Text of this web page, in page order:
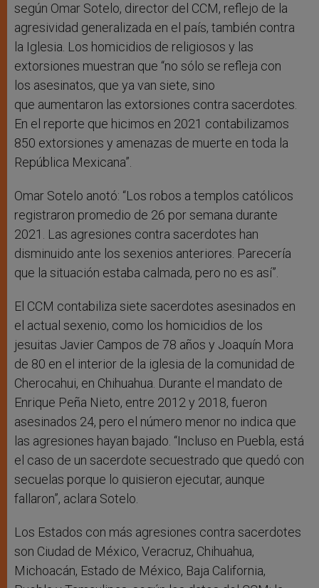
según Omar Sotelo, director del CCM, reflejo de la
agresividad generalizada en el país, también contra
la Iglesia. Los homicidios de religiosos y las
extorsiones muestran que “no sólo se refleja con
los asesinatos, que ya van siete, sino
que aumentaron las extorsiones contra sacerdotes.
En el reporte que hicimos en 2021 contabilizamos
850 extorsiones y amenazas de muerte en toda la
República Mexicana”.
Omar Sotelo anotó: “Los robos a templos católicos
registraron promedio de 26 por semana durante
2021. Las agresiones contra sacerdotes han
disminuido ante los sexenios anteriores. Parecería
que la situación estaba calmada, pero no es así”.
El CCM contabiliza siete sacerdotes asesinados en
el actual sexenio, como los homicidios de los
jesuitas Javier Campos de 78 años y Joaquín Mora
de 80 en el interior de la iglesia de la comunidad de
Cherocahui, en Chihuahua. Durante el mandato de
Enrique Peña Nieto, entre 2012 y 2018, fueron
asesinados 24, pero el número menor no indica que
las agresiones hayan bajado. “Incluso en Puebla, está
el caso de un sacerdote secuestrado que quedó con
secuelas porque lo quisieron ejecutar, aunque
fallaron”, aclara Sotelo.
Los Estados con más agresiones contra sacerdotes
son Ciudad de México, Veracruz, Chihuahua,
Michoacán, Estado de México, Baja California,